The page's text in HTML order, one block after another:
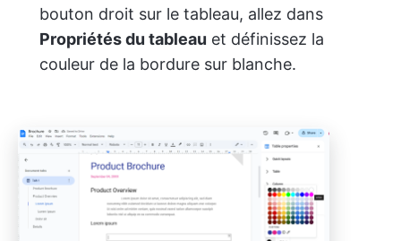
bouton droit sur le tableau, allez dans
Propriétés du tableau et définissez la
couleur de la bordure sur blanche.